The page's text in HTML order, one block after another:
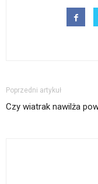
Poprzedni artykuł
Czy wiatrak nawilża